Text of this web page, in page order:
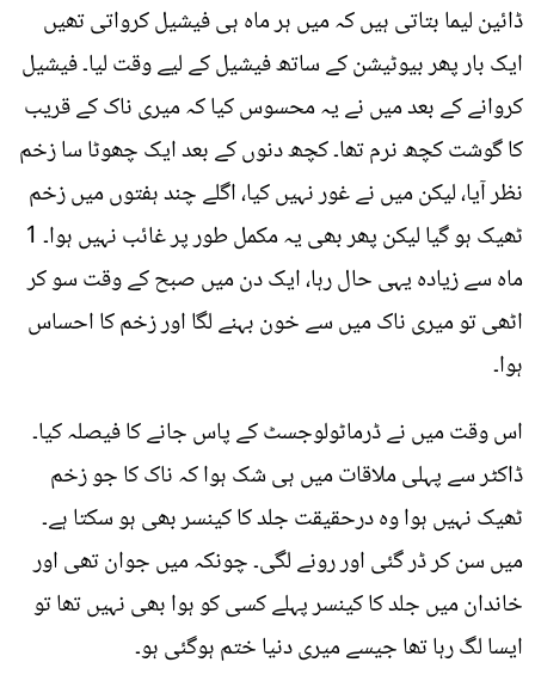
ڈائین لیما بتاتی ہیں کہ میں ہر ماہ ہی فیشیل کرواتی تھیں
ایک بار پھر بیوٹیشن کے ساتھ فیشیل کے لیے وقت لیا۔ فیشیل
کروانے کے بعد میں نے یہ محسوس کیا کہ میری ناک کے قریب
کا گوشت کچھ نرم تھا۔ کچھ دنوں کے بعد ایک چھوٹا سا زخم
نظر آیا، لیکن میں نے غور نہیں کیا، اگلے چند ہفتوں میں زخم
ٹھیک ہو گیا لیکن پھر بھی یہ مکمل طور پر غائب نہیں ہوا۔ 1
ماہ سے زیادہ یہی حال رہا، ایک دن میں صبح کے وقت سو کر
اٹھی تو میری ناک میں سے خون بہنے لگا اور زخم کا احساس
ہوا۔
اس وقت میں نے ڈرماٹولوجسٹ کے پاس جانے کا فیصلہ کیا۔
ڈاکٹر سے پہلی ملاقات میں ہی شک ہوا کہ ناک کا جو زخم
ٹھیک نہیں ہوا وہ درحقیقت جلد کا کینسر بھی ہو سکتا ہے۔
میں سن کر ڈر گئی اور رونے لگی۔ چونکہ میں جوان تھی اور
خاندان میں جلد کا کینسر پہلے کسی کو ہوا بھی نہیں تھا تو
ایسا لگ رہا تھا جیسے میری دنیا ختم ہوگئی ہو۔